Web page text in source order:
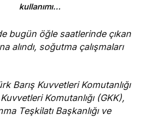
kullanımı
tüketimini
azaltıyor
bugün öğle saatlerinde çıkan
alındı, soğutma çalışmaları
Barış Kuvvetleri Komutanlığı
Komutanlığı (GKK),
Teşkilatı Başkanlığı ve